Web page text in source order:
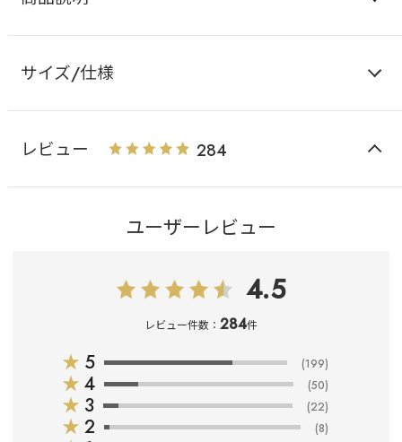
サイズ/仕様
レビュー 284
ユーザーレビュー
4.5
レビュー件数： 284件
★ 5 (199)
★ 4 (50)
★ 3 (22)
★ 2 (8)